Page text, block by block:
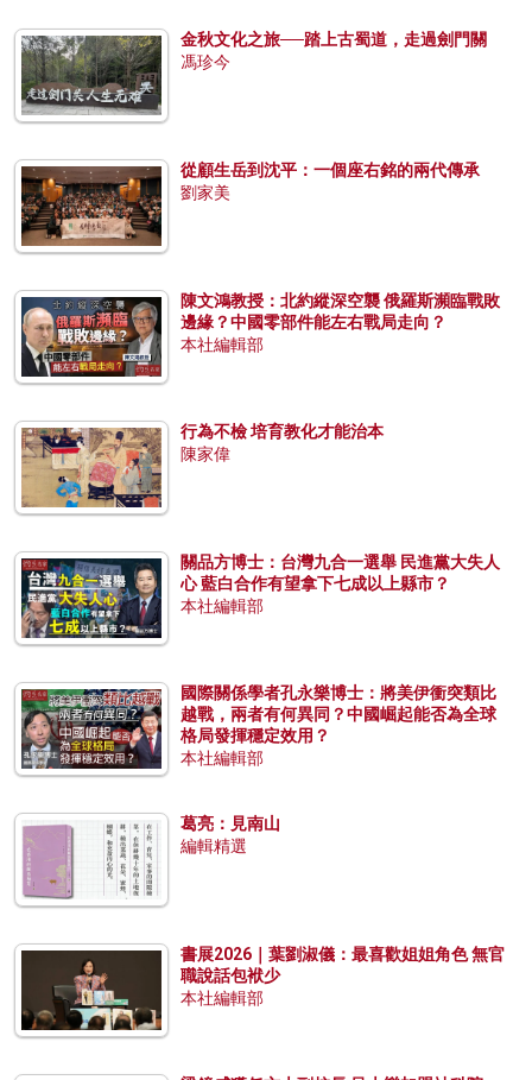
金秋文化之旅──踏上古蜀道，走過劍門關
馮珍今
從顧生岳到沈平：一個座右銘的兩代傳承
劉家美
陳文鴻教授：北約縱深空襲 俄羅斯瀕臨戰敗
邊緣？中國零部件能左右戰局走向？
本社編輯部
行為不檢 培育教化才能治本
陳家偉
關品方博士：台灣九合一選舉 民進黨大失人
心 藍白合作有望拿下七成以上縣市？
本社編輯部
國際關係學者孔永樂博士：將美伊衝突類比
越戰，兩者有何異同？中國崛起能否為全球
格局發揮穩定效用？
本社編輯部
葛亮：見南山
編輯精選
書展2026｜葉劉淑儀：最喜歡姐姐角色 無官
職說話包袱少
本社編輯部